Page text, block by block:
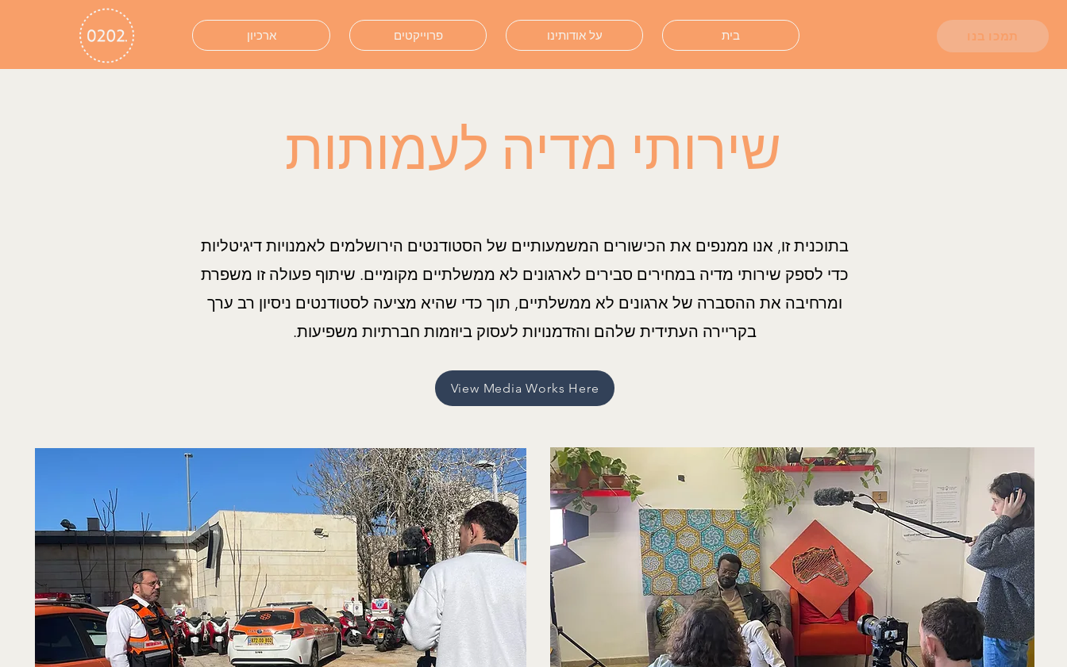
ארכיון פרוייקטים על אודותינו בית תמכו בנו
שירותי מדיה לעמותות
בתוכנית זו, אנו ממנפים את הכישורים המשמעותיים של הסטודנטים הירושלמים לאמנויות דיגיטליות
כדי לספק שירותי מדיה במחירים סבירים לארגונים לא ממשלתיים מקומיים. שיתוף פעולה זו משפרת
ומרחיבה את ההסברה של ארגונים לא ממשלתיים, תוך כדי שהיא מציעה לסטודנטים ניסיון רב ערך
בקריירה העתידית שלהם והזדמנויות לעסוק ביוזמות חברתיות משפיעות.
View Media Works Here